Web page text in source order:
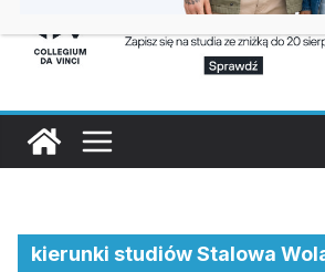
kierunki studiów Stalowa